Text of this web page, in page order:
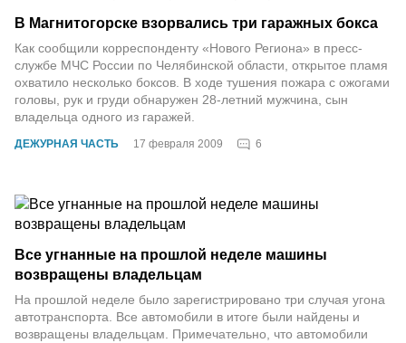
ДЕЖУРНАЯ ЧАСТЬ 17 февраля 2009 6
В Магнитогорске взорвались три гаражных бокса
Как сообщили корреспонденту «Нового Региона» в пресс-
службе МЧС России по Челябинской области, открытое пламя
охватило несколько боксов. В ходе тушения пожара с ожогами
головы, рук и груди обнаружен 28-летний мужчина, сын
владельца одного из гаражей.
Все угнанные на прошлой неделе машины
возвращены владельцам
На прошлой неделе было зарегистрировано три случая угона
автотранспорта. Все автомобили в итоге были найдены и
возвращены владельцам. Примечательно, что автомобили